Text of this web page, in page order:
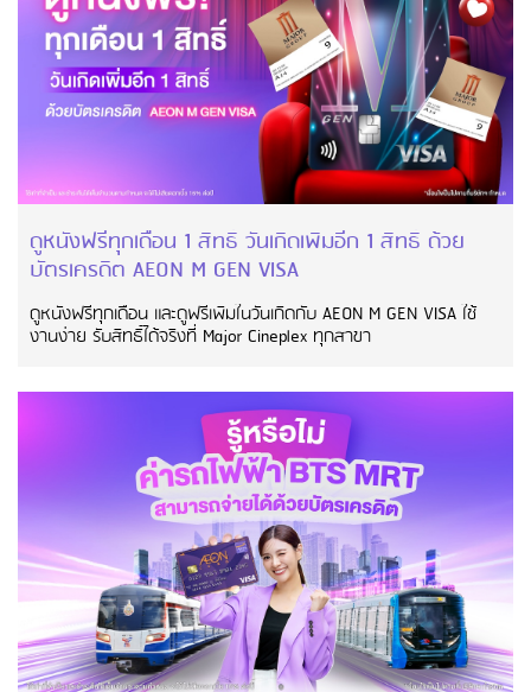
ดูหนังฟรีทุกเดือน 1 สิทธิ์ วันเกิดเพิ่มอีก 1 สิทธิ์ ด้วย
บัตรเครดิต AEON M GEN VISA
ดูหนังฟรีทุกเดือน และดูฟรีเพิ่มในวันเกิดกับ AEON M GEN VISA ใช้
งานง่าย รับสิทธิ์ได้จริงที่ Major Cineplex ทุกสาขา